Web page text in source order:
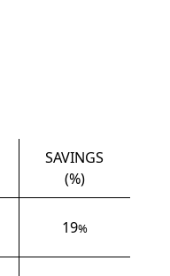
SAVINGS
(%)
19%